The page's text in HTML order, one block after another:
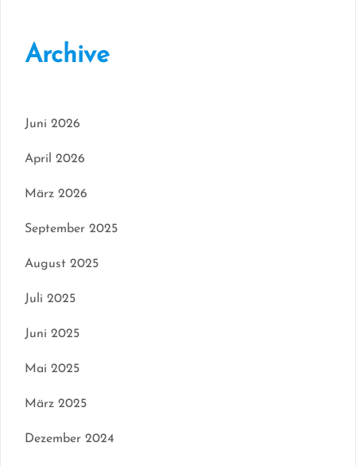
Archive
Juni 2026
April 2026
März 2026
September 2025
August 2025
Juli 2025
Juni 2025
Mai 2025
März 2025
Dezember 2024